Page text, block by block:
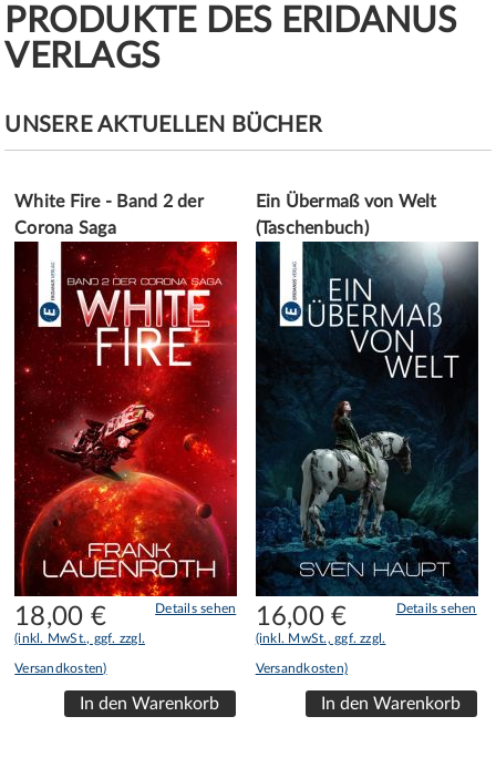
PRODUKTE DES ERIDANUS
VERLAGS
UNSERE AKTUELLEN BÜCHER
White Fire - Band 2 der
Corona Saga
Details sehen
18,00 €
(inkl. MwSt., ggf. zzgl.
Versandkosten)
Ein Übermaß von Welt
(Taschenbuch)
Details sehen
16,00€
(inkl. MwSt., ggf. zzgl.
Versandkosten)